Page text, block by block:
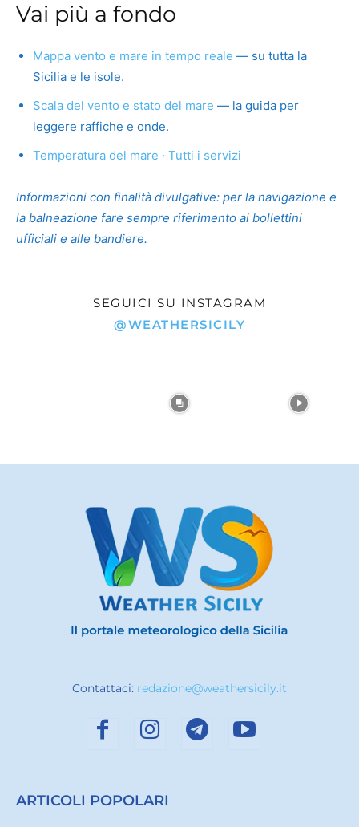
Vai più a fondo
Mappa vento e mare in tempo reale — su tutta la
Sicilia e le isole.
Scala del vento e stato del mare — la guida per
leggere raffiche e onde.
Temperatura del mare · Tutti i servizi
Informazioni con finalità divulgative: per la navigazione e
la balneazione fare sempre riferimento ai bollettini
ufficiali e alle bandiere.
SEGUICI SU INSTAGRAM
@WEATHERSICILY
Contattaci: redazione@weathersicily.it
ARTICOLI POPOLARI